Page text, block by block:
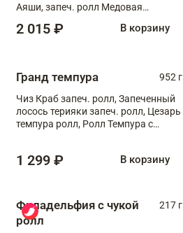
Аяши, запеч. ролл Медовая
чукой
2 015 ₽ В корзину
Гранд темпура
952 г
Чиз Краб запеч. ролл, Запеченный
лосось терияки запеч. ролл, Цезарь
темпура ролл, Ролл Темпура с
1 299 ₽ В корзину
Филадельфия с чукой
ролл
217 г